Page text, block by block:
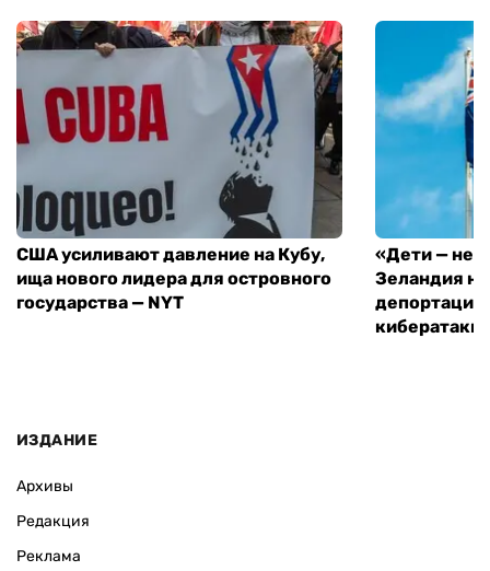
США усиливают давление на Кубу,
ища нового лидера для островного
государства — NYT
«Дети — не
Зеландия
депортацию
кибератаки
ИЗДАНИЕ
Архивы
Редакция
Реклама